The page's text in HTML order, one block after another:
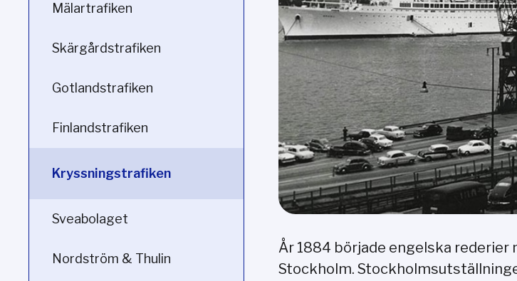
Mälartrafiken
Skärgårdstrafiken
Gotlandstrafiken
Finlandstrafiken
Kryssningstrafiken
Sveabolaget
Nordström & Thulin
År 1884 började engelska
Stockholm.